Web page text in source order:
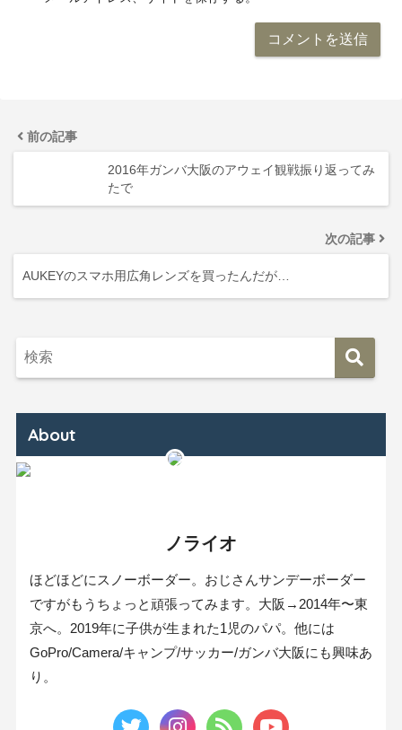
前の記事
2016年ガンバ大阪のアウェイ観戦振り返ってみ
たで
次の記事
AUKEYのスマホ用広角レンズを買ったんだが…
About
ノライオ
ほどほどにスノーボーダー。おじさんサンデーボーダー
ですがもうちょっと頑張ってみます。大阪→2014年〜東
京へ。2019年に子供が生まれた1児のパパ。他には
GoPro/Camera/キャンプ/サッカー/ガンバ大阪にも興味あ
り。